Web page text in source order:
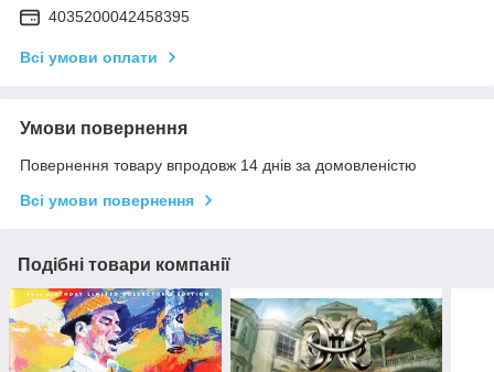
4035200042458395
Всі умови оплати
Умови повернення
Повернення товару впродовж 14 днів за домовленістю
Всі умови повернення
Подібні товари компанії